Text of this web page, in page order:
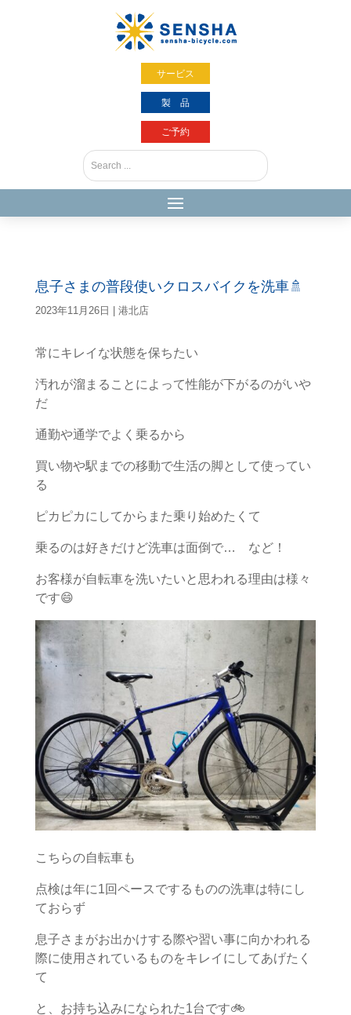
サービス
製 品
ご予約
息子さまの普段使いクロスバイクを洗車🚿
2023年11月26日 | 港北店
常にキレイな状態を保ちたい
汚れが溜まることによって性能が下がるのがいや
だ
通勤や通学でよく乗るから
買い物や駅までの移動で生活の脚として使ってい
る
ピカピカにしてからまた乗り始めたくて
乗るのは好きだけど洗車は面倒で… など！
お客様が自転車を洗いたいと思われる理由は様々
です😄
こちらの自転車も
点検は年に1回ペースでするものの洗車は特にし
ておらず
息子さまがお出かけする際や習い事に向かわれる
際に使用されているものをキレイにしてあげたく
て
と、お持ち込みになられた1台です🚲